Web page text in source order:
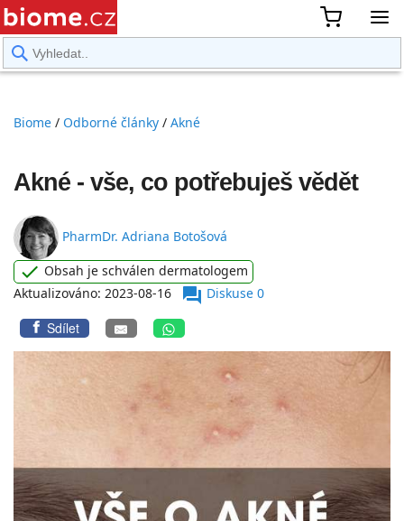
Biome / Odborné články / Akné
Akné - vše, co potřebuješ vědět
PharmDr. Adriana Botošová
check Obsah je schválen dermatologem
Aktualizováno: 2023-08-16 PharmDr. Adriana Botošová
forum Diskuse 0
Sdílet